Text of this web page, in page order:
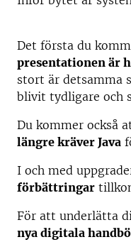
Det första du
presentationen är
stort är detsamma
blivit tydligare och
Du kommer också
längre kräver Java
I och med
förbättringar
För att underlätta
nya digitala